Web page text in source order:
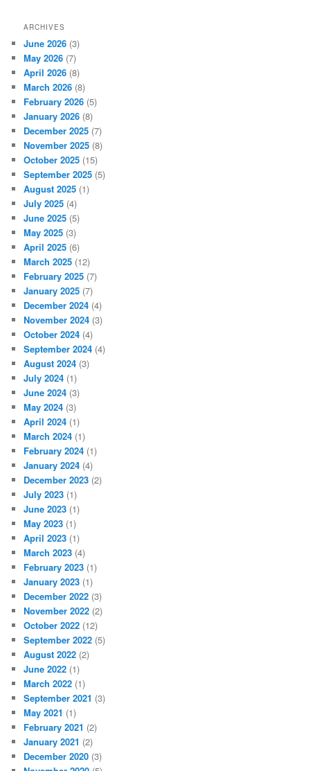
ARCHIVES
June 2026 (3)
May 2026 (7)
April 2026 (8)
March 2026 (8)
February 2026 (5)
January 2026 (8)
December 2025 (7)
November 2025 (8)
October 2025 (15)
September 2025 (5)
August 2025 (1)
July 2025 (4)
June 2025 (5)
May 2025 (3)
April 2025 (6)
March 2025 (12)
February 2025 (7)
January 2025 (7)
December 2024 (4)
November 2024 (3)
October 2024 (4)
September 2024 (4)
August 2024 (3)
July 2024 (1)
June 2024 (3)
May 2024 (3)
April 2024 (1)
March 2024 (1)
February 2024 (1)
January 2024 (4)
December 2023 (2)
July 2023 (1)
June 2023 (1)
May 2023 (1)
April 2023 (1)
March 2023 (4)
February 2023 (1)
January 2023 (1)
December 2022 (3)
November 2022 (2)
October 2022 (12)
September 2022 (5)
August 2022 (2)
June 2022 (1)
March 2022 (1)
September 2021 (3)
May 2021 (1)
February 2021 (2)
January 2021 (2)
December 2020 (3)